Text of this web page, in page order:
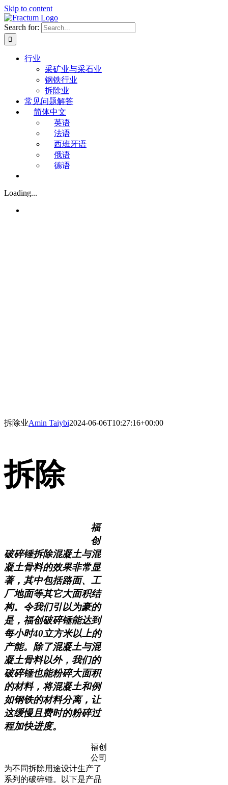
Skip to content
Search for:
行业
采矿业与采石业
钢铁行业
拆除业
常见问题解答
简体中文
英语
法语
西班牙语
俄语
德语
Loading...
拆除业Amin Taiybi2024-06-06T10:27:16+00:00
拆除
福
创
破碎锤拆除混凝土与混
凝土骨料的效果非常显
著，其中包括路面、工
厂地面等其它大面积结
构。令我们引以为豪的
是，福创破碎锤能达到
每小时40立方米以上的
产能。除了混凝土与混
凝土骨料以外，我们的
破碎锤也能粉碎大面积
的材料，将混凝土和例
如钢铁的材料分离，让
这缓慢且费时的粉碎过
程加快进度。
福创
公司
为不同拆除用途设计生产了
系列的破碎锤。以下是产品